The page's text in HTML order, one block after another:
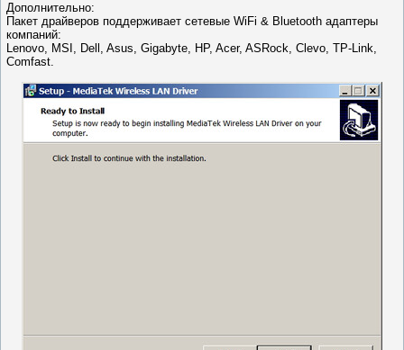
Дополнительно:
Пакет драйверов поддерживает сетевые WiFi & Bluetooth адаптеры
компаний:
Lenovo, MSI, Dell, Asus, Gigabyte, HP, Acer, ASRock, Clevo, TP-Link,
Comfast.